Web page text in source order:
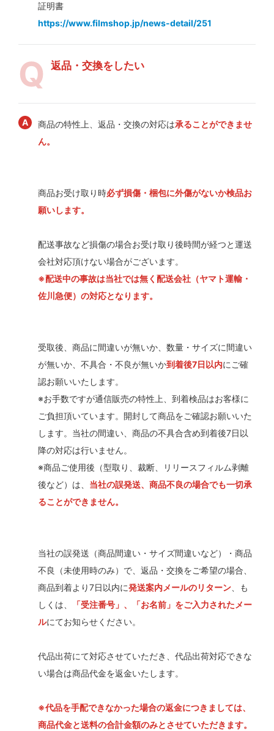
証明書
https://www.filmshop.jp/news-detail/251
返品・交換をしたい
商品の特性上、返品・交換の対応は承ることができませ
ん。
商品お受け取り時必ず損傷・梱包に外傷がないか検品お
願いします。
配送事故など損傷の場合お受け取り後時間が経つと運送
会社対応頂けない場合がございます。
※配送中の事故は当社では無く配送会社（ヤマト運輸・
佐川急便）の対応となります。
受取後、商品に間違いが無いか、数量・サイズに間違い
が無いか、不具合・不良が無いか到着後7日以内にご確
認お願いいたします。
※お手数ですが通信販売の特性上、到着検品はお客様に
ご負担頂いています。開封して商品をご確認お願いいた
します。当社の間違い、商品の不具合含め到着後7日以
降の対応は行いません。
※商品ご使用後（型取り、裁断、リリースフィルム剥離
後など）は、 当社の誤発送、商品不良の場合でも一切承
ることができません。
当社の誤発送（商品間違い・サイズ間違いなど）・商品
不良（未使用時のみ）で、返品・交換をご希望の場合、
商品到着より7日以内に発送案内メールのリターン、も
しくは、
「受注番号」、「お名前」をご入力されたメー
ルにてお知らせください。
代品出荷にて対応させていただき、代品出荷対応できな
い場合は商品代金を返金いたします。
※代品を手配できなかった場合の返金につきましては、
商品代金と送料の合計金額のみとさせていただきます。